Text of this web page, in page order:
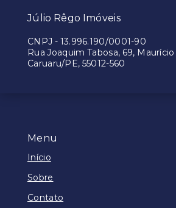
Menu
Início
Sobre
Contato
Júlio Rêgo Imóveis
CNPJ - 13.996.190/0001-90
Rua Joaquim Tabosa, 69,
Caruaru/PE, 55012-560